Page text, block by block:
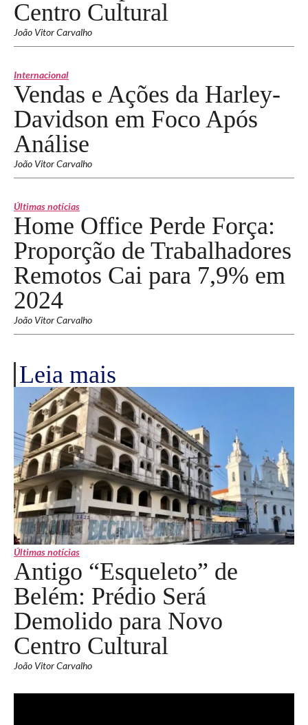
Centro Cultural
João Vitor Carvalho
Internacional
Vendas e Ações da Harley-
Davidson em Foco Após
Análise
João Vitor Carvalho
Últimas notícias
Home Office Perde Força:
Proporção de Trabalhadores
Remotos Cai para 7,9% em
2024
João Vitor Carvalho
Leia mais
Últimas notícias
Antigo “Esqueleto” de
Belém: Prédio Será
Demolido para Novo
Centro Cultural
João Vitor Carvalho